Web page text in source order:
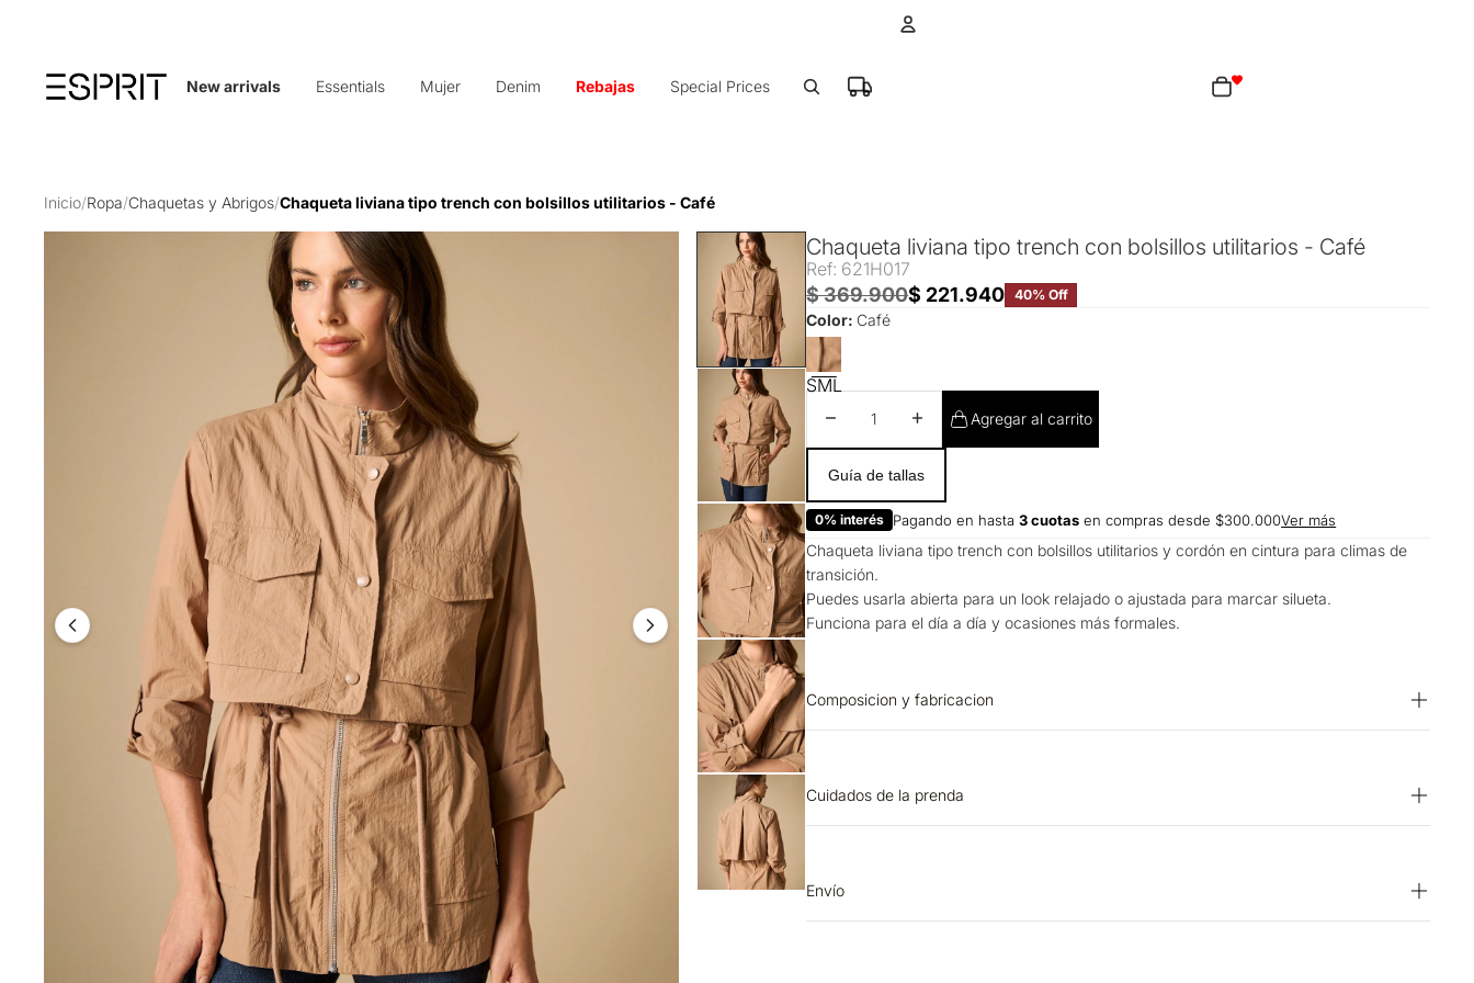
New arrivals Essentials Mujer Denim Rebajas Special Prices
Total de artículos en el carrito: 0
Inicio/Ropa/Chaquetas y Abrigos/Chaqueta liviana tipo trench con bolsillos utilitarios - Café
Chaqueta liviana tipo trench con bolsillos utilitarios - Café
Ref: 621H017
$ 369.900$ 221.940 40% Off
Color: Café
SML
Disminuir cantidadAumentar cantidad
Agregar al carrito
Guía de tallas
0% interés Pagando en hasta3 cuotas en compras desde $300.000Ver más
Chaqueta liviana tipo trench con bolsillos utilitarios y cordón en cintura para climas de
transición.
Puedes usarla abierta para un look relajado o ajustada para marcar silueta.
Funciona para el día a día y ocasiones más formales.
Composicion y fabricacion
Cuidados de la prenda
SECADO: No secar en máquina. OTROS: No retorcer ni exprimir. OTROS: Lavar con
Envío